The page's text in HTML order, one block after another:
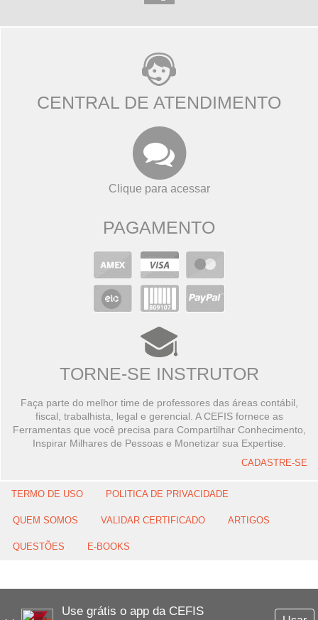
Use grátis o app da CEFIS
CENTRAL DE ATENDIMENTO
Clique para acessar
PAGAMENTO
TORNE-SE INSTRUTOR
Faça parte do melhor time de professores das áreas contábil,
fiscal, trabalhista, legal e gerencial. A CEFIS fornece as
Ferramentas que você precisa para Compartilhar Conhecimento,
Inspirar Milhares de Pessoas e Monetizar sua Expertise.
CADASTRE-SE
TERMO DE USO POLITICA DE PRIVACIDADE
QUEM SOMOS VALIDAR CERTIFICADO ARTIGOS
QUESTÕES E-BOOKS